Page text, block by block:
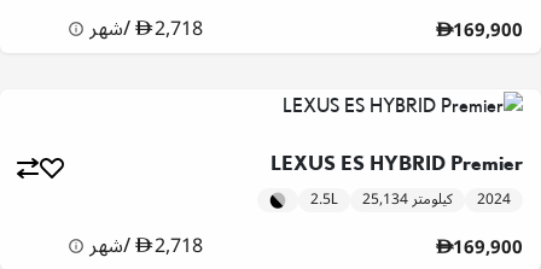
169,900
2,718
/شهر
LEXUS ES HYBRID Premier
2024 25,134 كيلومتر 2.5L
169,900
2,718
/شهر